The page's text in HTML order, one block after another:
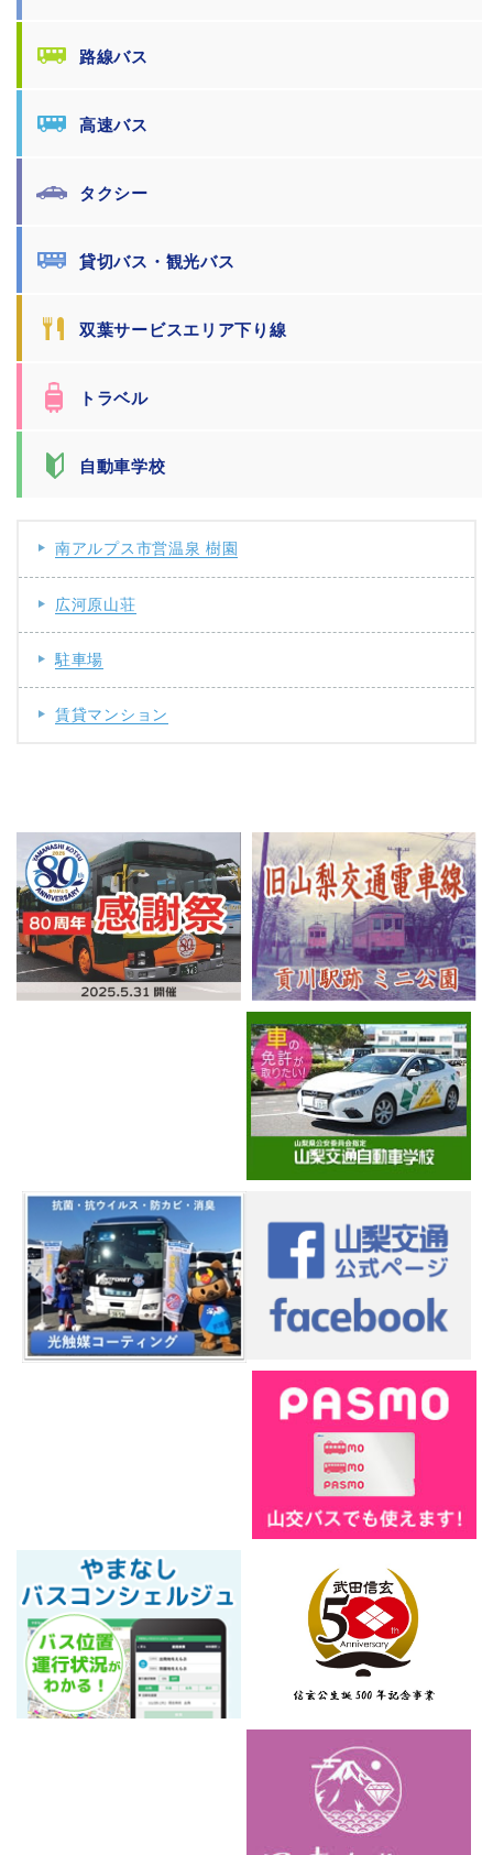
路線バス
高速バス
タクシー
貸切バス・観光バス
双葉サービスエリア下り線
トラベル
自動車学校
南アルプス市営温泉 樹園
広河原山荘
駐車場
賃貸マンション